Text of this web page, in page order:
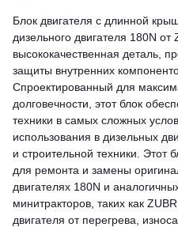
Блок двигателя с длинной
дизельного двигателя 180N
высококачественная деталь,
защиты внутренних
Спроектированный для
долговечности, этот блок
техники в самых сложных
использования в дизельных
и строительной техники. Этот
для ремонта и замены
двигателях 180N и
минитракторов, таких как
двигателя от перегрева,